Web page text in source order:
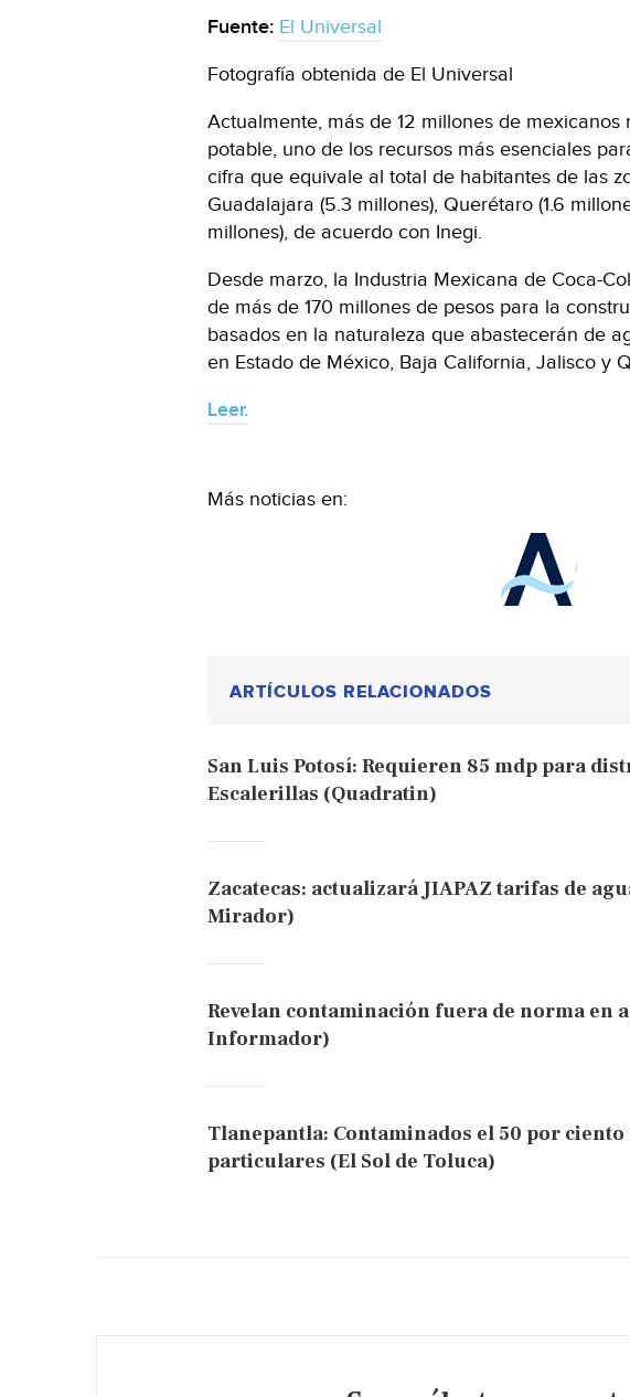
Fuente: El Universal
Fotografía obtenida de El Universal
Actualmente, más de 12 millones de
potable, uno de los recursos más esenciales
cifra que equivale al total de habitantes de las
Guadalajara (5.3 millones), Querétaro (1.6
millones), de acuerdo con Inegi.
Desde marzo, la Industria Mexicana de Coca-
de más de 170 millones de pesos para la
basados en la naturaleza que abastecerán de
en Estado de México, Baja California, Jalisco y
Leer.
Más noticias en:
ARTÍCULOS RELACIONADOS
San Luis Potosí: Requieren 85 mdp para
Escalerillas (Quadratin)
Zacatecas: actualizará JIAPAZ tarifas de
Mirador)
Revelan contaminación fuera de norma en
Informador)
Tlanepantla: Contaminados el 50 por ciento
particulares (El Sol de Toluca)